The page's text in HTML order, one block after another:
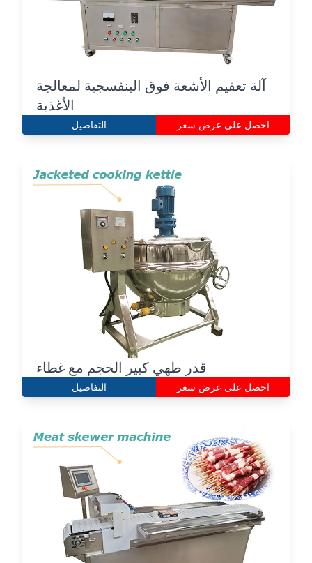
آلة تعقيم الأشعة فوق البنفسجية لمعالجة
الأغذية
التفاصيل احصل على عرض سعر
قدر طهي كبير الحجم مع غطاء
التفاصيل احصل على عرض سعر